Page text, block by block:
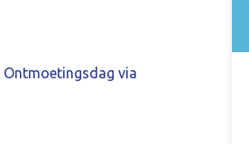
Ontmoetingsdag via